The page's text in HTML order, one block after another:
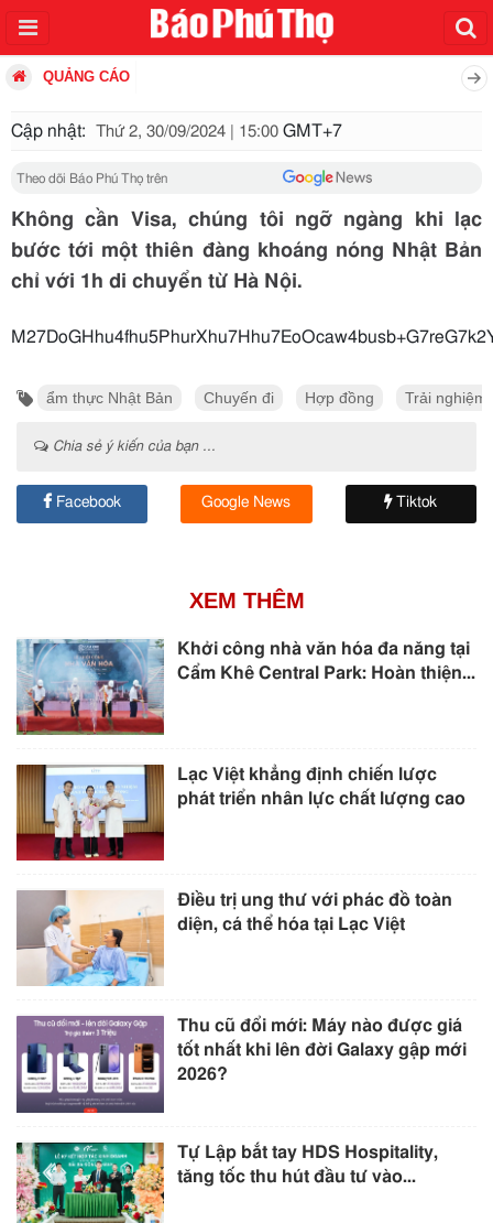
QUẢNG CÁO
Cập nhật: Thứ 2, 30/09/2024 | 15:00 GMT+7
Theo dõi Báo Phú Thọ trên
Không cần Visa, chúng tôi ngỡ ngàng khi lạc
bước tới một thiên đàng khoáng nóng Nhật Bản
chỉ với 1h di chuyển từ Hà Nội.
ẩm thực Nhật Bản Chuyến đi Hợp đồng Trải nghiệm
Chia sẻ ý kiến của bạn ...
Facebook Google News Tiktok
XEM THÊM
Khởi công nhà văn hóa đa năng tại
Cẩm Khê Central Park: Hoàn thiện...
Lạc Việt khẳng định chiến lược
phát triển nhân lực chất lượng cao
Điều trị ung thư với phác đồ toàn
diện, cá thể hóa tại Lạc Việt
Thu cũ đổi mới: Máy nào được giá
tốt nhất khi lên đời Galaxy gập mới
2026?
Tự Lập bắt tay HDS Hospitality,
tăng tốc thu hút đầu tư vào...